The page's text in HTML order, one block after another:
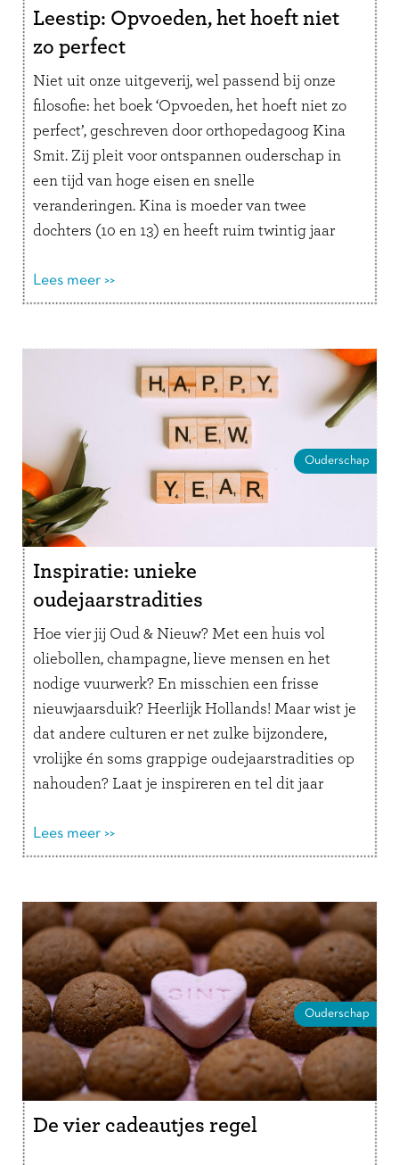
Leestip: Opvoeden, het hoeft niet
zo perfect
Niet uit onze uitgeverij, wel passend bij onze
filosofie: het boek ‘Opvoeden, het hoeft niet zo
perfect’, geschreven door orthopedagoog Kina
Smit. Zij pleit voor ontspannen ouderschap in
een tijd van hoge eisen en snelle
veranderingen. Kina is moeder van twee
dochters (10 en 13) en heeft ruim twintig jaar
verder
Lees meer >>
Ouderschap
Inspiratie: unieke
oudejaarstradities
Hoe vier jij Oud & Nieuw? Met een huis vol
oliebollen, champagne, lieve mensen en het
nodige vuurwerk? En misschien een frisse
nieuwjaarsduik? Heerlijk Hollands! Maar wist je
dat andere culturen er net zulke bijzondere,
vrolijke én soms grappige oudejaarstradities op
nahouden? Laat je inspireren en tel dit jaar
verder
Lees meer >>
Ouderschap
De vier cadeautjes regel